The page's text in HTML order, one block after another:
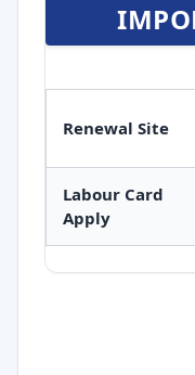
Renewal Site
Labour Card
Apply